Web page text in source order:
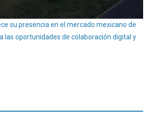
su presencia en el mercado mexicano de
las oportunidades de colaboración digital y